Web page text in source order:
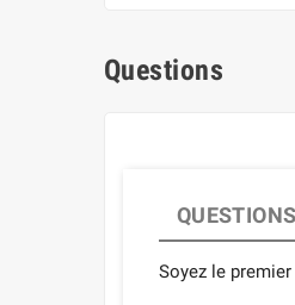
Questions
QUESTIONS
Soyez le